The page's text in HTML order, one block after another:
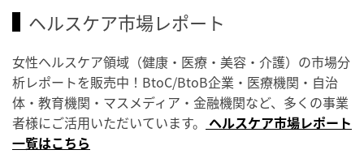
ヘルスケア市場レポート
女性ヘルスケア領域（健康・医療・美容・介護）の市場分
析レポートを販売中！BtoC/BtoB企業・医療機関・自治
体・教育機関・マスメディア・金融機関など、多くの事業
者様にご活用いただいています。 ヘルスケア市場レポート
一覧はこちら